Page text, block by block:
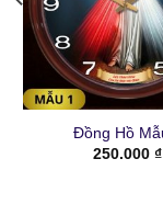
Đồng Hồ
250.000 ₫